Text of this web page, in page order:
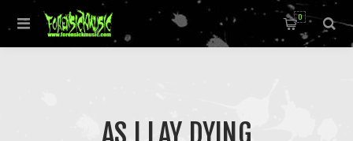
0
AS I LAY DYING